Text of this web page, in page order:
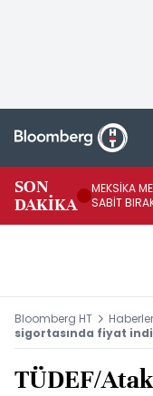
SON
DAKİKA
MEKSİKA
SABİT
Bloomberg HT Haberler
sigortasında fiyat
TÜDEF/